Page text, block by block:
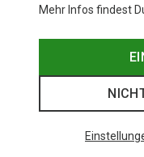
Mehr Infos findest